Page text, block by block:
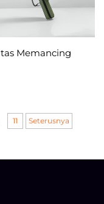
tas Memancing
11 Seterusnya